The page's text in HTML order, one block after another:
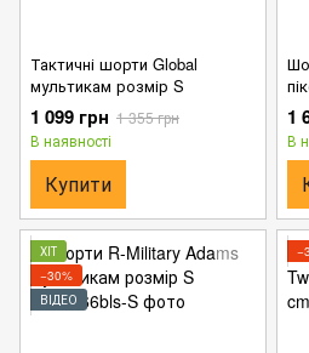
Тактичні шорти Global
мультикам розмір S
1 099 грн 1 355 грн
В наявності
Купити
1
В
ХІТ
−30%
ВІДЕО